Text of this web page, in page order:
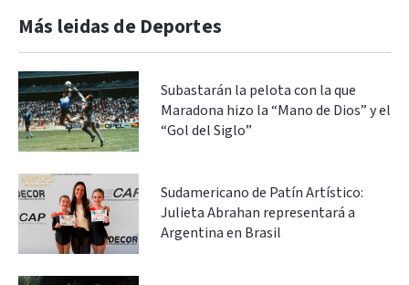
Más leidas de Deportes
Subastarán la pelota con la que
Maradona hizo la “Mano de Dios” y el
“Gol del Siglo”
Sudamericano de Patín Artístico:
Julieta Abrahan representará a
Argentina en Brasil